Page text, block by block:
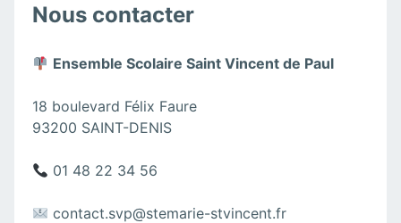
Nous contacter
Ensemble Scolaire Saint Vincent de Paul
18 boulevard Félix Faure
93200 SAINT-DENIS
01 48 22 34 56
contact.svp@stemarie-stvincent.fr